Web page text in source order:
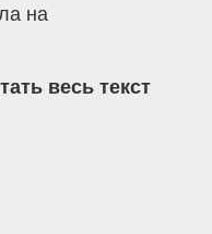
на
весь текст